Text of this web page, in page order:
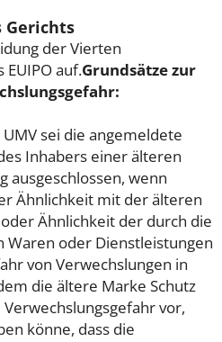
Gerichts
der Vierten
auf.Grundsätze zur
sei die angemeldete
Inhabers einer älteren
ausgeschlossen, wenn
Ähnlichkeit mit der älteren
Ähnlichkeit der durch die
Waren oder Dienstleistungen
von Verwechslungen in
die ältere Marke Schutz
vor,
könne, dass die